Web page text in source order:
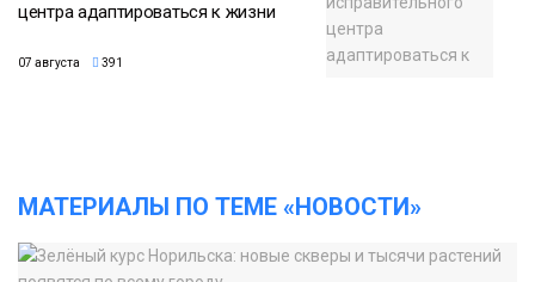
центра адаптироваться к жизни
07 августа 391
МАТЕРИАЛЫ ПО ТЕМЕ «НОВОСТИ»